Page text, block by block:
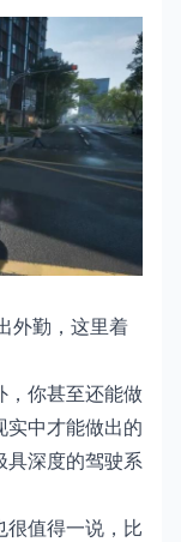
外勤，这里着
，你甚至还能做
实中才能做出的
具深度的驾驶系
很值得一说，比